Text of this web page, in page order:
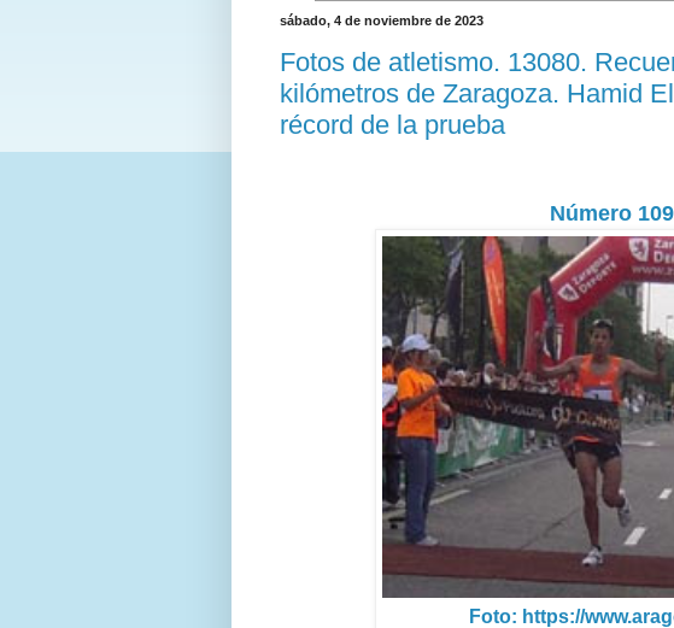
sábado, 4 de noviembre de 2023
Fotos de atletismo. 13080.
kilómetros de Zaragoza. Hamid
récord de la prueba
Número
Foto: https://